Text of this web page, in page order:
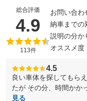
総合評価
4.9 （5
113件
お問い合わ
納車までの
説明の分か
オススメ度
4.5
良い車体を探してもら
たが その分、時間かか
見る